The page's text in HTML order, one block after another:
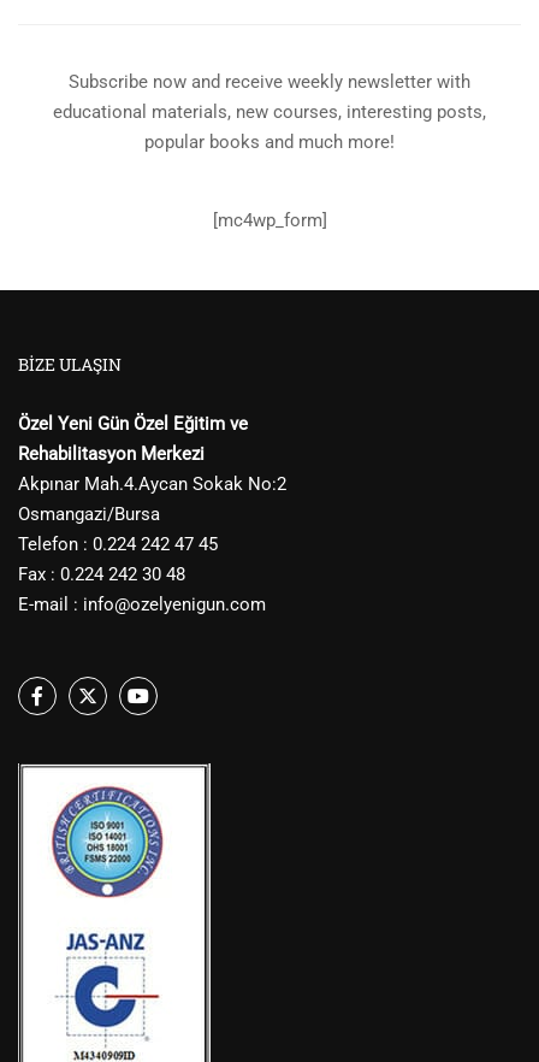
Subscribe now and receive weekly newsletter with
educational materials, new courses, interesting posts,
popular books and much more!
[mc4wp_form]
BIZE ULAŞIN
Özel Yeni Gün Özel Eğitim ve
Rehabilitasyon Merkezi
Akpınar Mah.4.Aycan Sokak No:2
Osmangazi/Bursa
Telefon : 0.224 242 47 45
Fax : 0.224 242 30 48
E-mail : info@ozelyenigun.com